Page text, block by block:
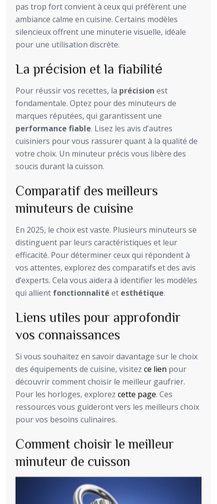
pas trop fort convient à ceux qui préfèrent une
ambiance calme en cuisine. Certains modèles
silencieux offrent une minuterie visuelle, idéale
pour une utilisation discrète.
La précision et la fiabilité
Pour réussir vos recettes, la précision est
fondamentale. Optez pour des minuteurs de
marques réputées, qui garantissent une
performance fiable. Lisez les avis d’autres
cuisiniers pour vous rassurer quant à la qualité de
votre choix. Un minuteur précis vous libère des
soucis durant la cuisson.
Comparatif des meilleurs
minuteurs de cuisine
En 2025, le choix est vaste. Plusieurs minuteurs se
distinguent par leurs caractéristiques et leur
efficacité. Pour déterminer ceux qui répondent à
vos attentes, explorez des comparatifs et des avis
d’experts. Cela vous aidera à identifier les modèles
qui allient fonctionnalité et esthétique.
Liens utiles pour approfondir
vos connaissances
Si vous souhaitez en savoir davantage sur le choix
des équipements de cuisine, visitez ce lien pour
découvrir comment choisir le meilleur gaufrier.
Pour les horloges, explorez cette page. Ces
ressources vous guideront vers les meilleurs choix
pour vos besoins culinaires.
Comment choisir le meilleur
minuteur de cuisson